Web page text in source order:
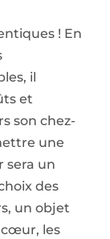
! En
il
et
son chez-
une
sera un
des
un objet
les